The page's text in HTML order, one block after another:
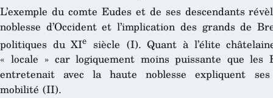
L’exemple du comte Eudes et de ses descendants
noblesse d’Occident et l’implication des grands de
politiques du XIe siècle (I). Quant à l’élite
« locale » car logiquement moins puissante que les
entretenait avec la haute noblesse expliquent
mobilité (II).